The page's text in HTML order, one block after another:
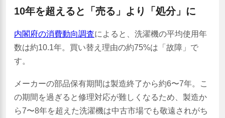
10年を超えると「売る」より「処分」に
内閣府の消費動向調査によると、洗濯機の平均使用年
数は約10.1年。買い替え理由の約75%は「故障」で
す。
メーカーの部品保有期間は製造終了から約6〜7年。こ
の期間を過ぎると修理対応が難しくなるため、製造か
ら7〜8年を超えた洗濯機は中古市場でも敬遠されがち